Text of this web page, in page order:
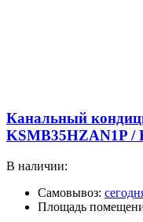
Канальный
KSMB35HZAN1P /
В наличии:
Самовывоз:
Площадь